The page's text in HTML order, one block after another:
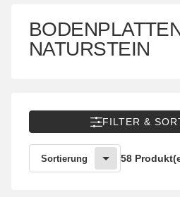
NATURSTEIN
FILTER &
Sortierung 58